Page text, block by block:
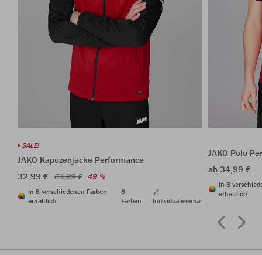
SALE!
JAKO Kapuzenjacke Performance
32,99 € 64,99 € 49 %
in 8 verschiedenen Farben
erhältlich
8
Farben
Individualisierbar
JAKO Polo
ab 34,99 €
in 8
erhältlich